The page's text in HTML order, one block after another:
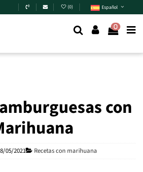
(0) Español
0
con
05/2021 Recetas con marihuana